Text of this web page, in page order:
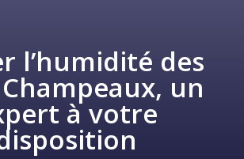
l’humidité des
un
à votre